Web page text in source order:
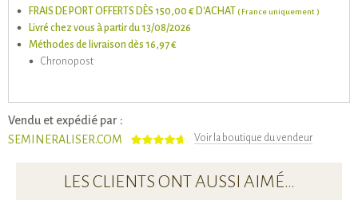
FRAIS DE PORT OFFERTS DÈS 150,00 € D'ACHAT ( France uniquement )
Livré chez vous à partir du 13/08/2026
Méthodes de livraison dès 16,97 €
Chronopost
Vendu et expédié par :
SEMINERALISER.COM
Voir la boutique du vendeur
LES CLIENTS ONT AUSSI AIMÉ…